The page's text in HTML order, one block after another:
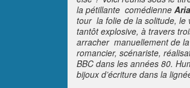
la pétillante comédienne
tour la folie de la solitude, le
tantôt explosive, à travers
arracher manuellement de
romancier, scénariste,
BBC dans les années 80.
bijoux d’écriture dans la